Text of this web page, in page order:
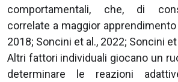
comportamentali, che, di
correlate a maggior
2018; Soncini et al., 2022; Soncini et
Altri fattori individuali giocano un
determinare le reazioni